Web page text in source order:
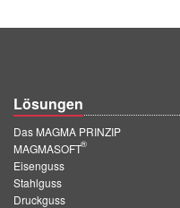
Lösungen
Das MAGMA PRINZIP
MAGMASOFT
®
Eisenguss
Stahlguss
Druckguss